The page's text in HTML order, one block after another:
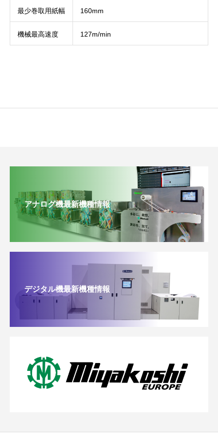
最少巻取用紙幅 160mm
機械最高速度 127m/min
アナログ機最新機種情報
デジタル機最新機種情報